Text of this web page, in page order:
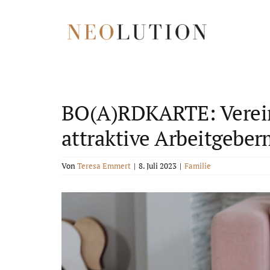
BO(A)RDKARTE:
attraktive
VonTeresa Emmert | 8. Juli 2023 | Familie
grösseres
Bild